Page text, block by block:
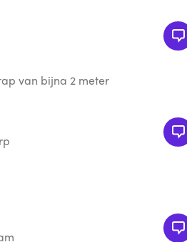
van bijna 2 meter